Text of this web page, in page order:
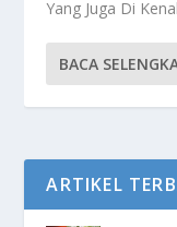
Yang Juga Di
BACA
ARTIKEL